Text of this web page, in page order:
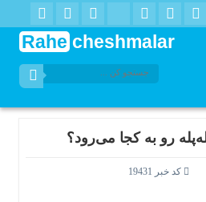
Rahe cheshmalar
رو به کجا می‌رود؟
کد خبر 19431